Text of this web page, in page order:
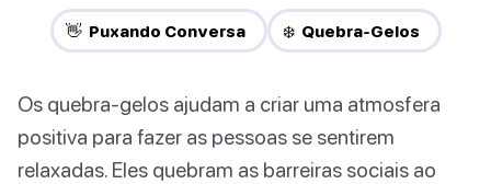
👋 Puxando Conversa ❄️ Quebra-Gelos
Os quebra-gelos ajudam a criar uma atmosfera
positiva para fazer as pessoas se sentirem
relaxadas. Eles quebram as barreiras sociais ao